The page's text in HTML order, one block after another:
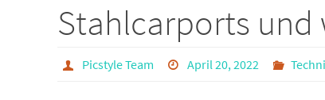
Stahlcarports und
Picstyle Team April 20, 2022